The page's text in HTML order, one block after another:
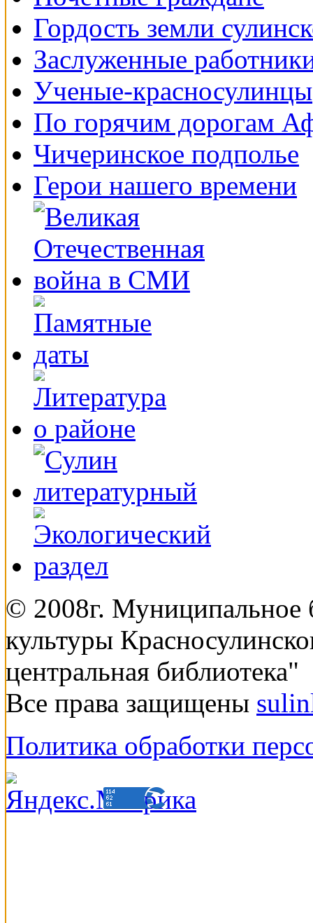
Гордость земли
Заслуженные
Ученые-красносулинцы
По горячим дорогам
Чичеринское подполье
Герои нашего времени
© 2008г. Муниципальное
культуры
центральная библиотека"
Все права защищены
Политика обработки